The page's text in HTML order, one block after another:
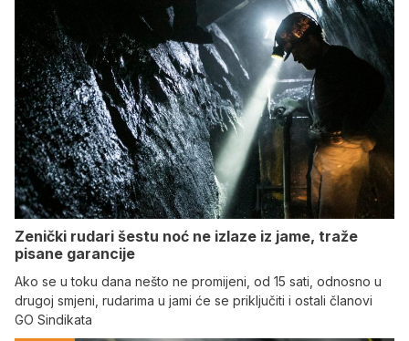
Zenički rudari šestu noć ne izlaze iz jame, traže
pisane garancije
Ako se u toku dana nešto ne promijeni, od 15 sati, odnosno u
drugoj smjeni, rudarima u jami će se priključiti i ostali članovi
GO Sindikata